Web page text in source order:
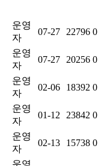
운영
자
07-27 22796 0
운영
자
07-27 20256 0
운영
자
02-06 18392 0
운영
자
01-12 23842 0
운영
자
02-13 15738 0